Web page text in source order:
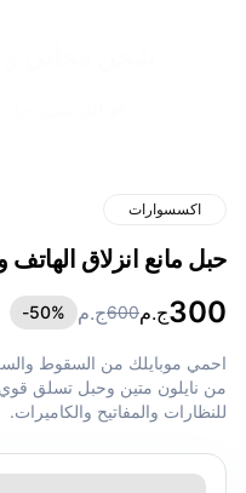
اكسسوارات
حبل مانع انزلاق
300ج.م600ج.م 50%-
احمي موبايلك من السقوط
من نايلون متين وحبل تسلق
للنظارات والمفاتيح والكاميرات.